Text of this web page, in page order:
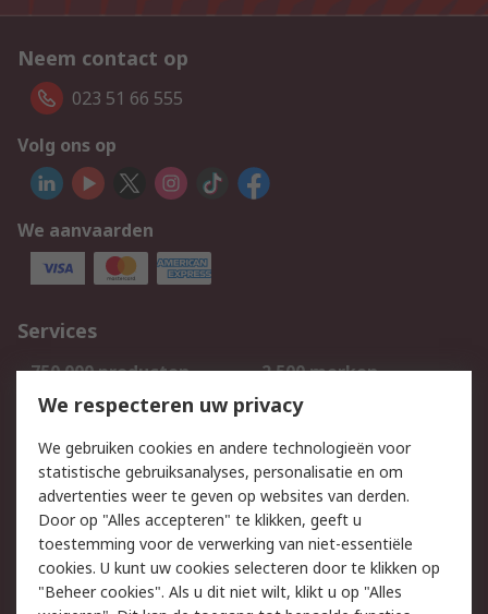
Neem contact op
023 51 66 555
Volg ons op
We aanvaarden
Services
750.000 producten
2.500 merken
Bestellen
Inkoopoplossingen
Track & Trace
Wettelijk
Cookiebeleid
Email veiligheid
Privacybeleid
Websitevoorwaarden
We respecteren uw privacy
We gebruiken cookies en andere technologieën voor
statistische gebruiksanalyses, personalisatie en om
advertenties weer te geven op websites van derden.
Door op "Alles accepteren" te klikken, geeft u
toestemming voor de verwerking van niet-essentiële
cookies. U kunt uw cookies selecteren door te klikken op
"Beheer cookies". Als u dit niet wilt, klikt u op "Alles